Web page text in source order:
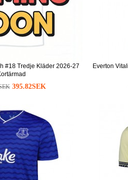
#18 Tredje Kläder 2026-27
395.82SEK
Everton